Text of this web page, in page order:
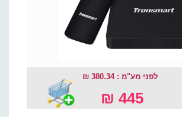
לפני מע"מ : 380.34 ₪
445 ₪